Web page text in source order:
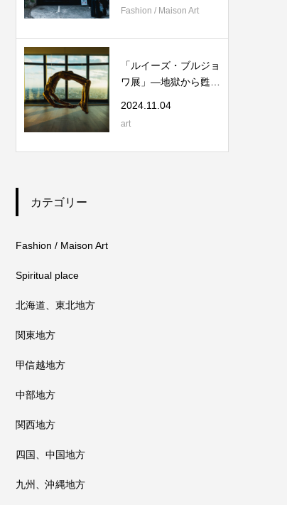
Fashion / Maison Art
「ルイーズ・ブルジョ
ワ展」—地獄から甦る
2024.11.04
art
カテゴリー
Fashion / Maison Art
Spiritual place
北海道、東北地方
関東地方
甲信越地方
中部地方
関西地方
四国、中国地方
九州、沖縄地方